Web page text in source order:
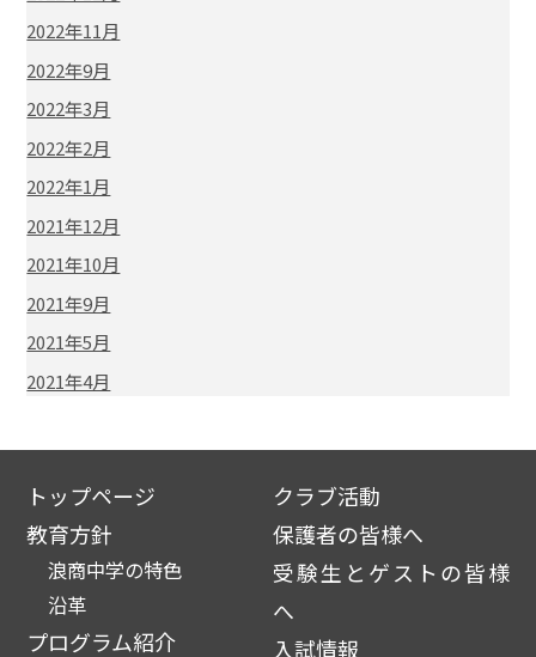
2022年11月
2022年9月
2022年3月
2022年2月
2022年1月
2021年12月
2021年10月
2021年9月
2021年5月
2021年4月
トップページ
教育方針
浪商中学の特色
沿革
プログラム紹介
クラブ活動
保護者の皆様へ
受験生とゲストの皆様
へ
入試情報